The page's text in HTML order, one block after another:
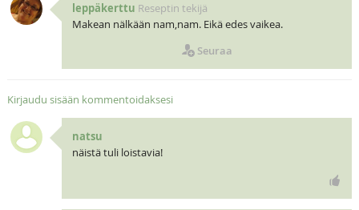
leppäkerttu Reseptin tekijä
Makean nälkään nam,nam. Eikä edes vaikea.
Seuraa
Kirjaudu sisään kommentoidaksesi
natsu
näistä tuli loistavia!